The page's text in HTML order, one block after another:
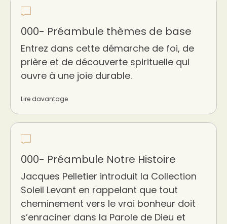
000- Préambule thèmes de base
Entrez dans cette démarche de foi, de
prière et de découverte spirituelle qui
ouvre à une joie durable.
Lire davantage
000- Préambule Notre Histoire
Jacques Pelletier introduit la Collection
Soleil Levant en rappelant que tout
cheminement vers le vrai bonheur doit
s’enraciner dans la Parole de Dieu et